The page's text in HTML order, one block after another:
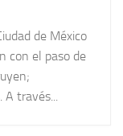
de México
con el paso de
A través...